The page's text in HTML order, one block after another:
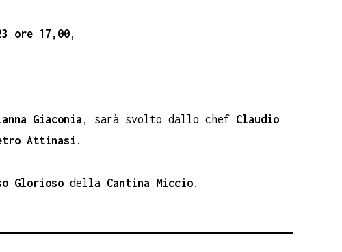
ore 17,00,
Giaconia , sarà svolto dallo chef Claudio
Attinasi .
Glorioso della Cantina Miccio.